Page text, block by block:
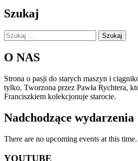
Szukaj
Szukaj:
O NAS
Strona o pasji do starych maszyn i
tylko. Tworzona przez Pawła Rychtera,
Franciszkiem kolekcjonuje starocie.
Nadchodzące wydarzenia
There are no upcoming events at this time.
YOUTUBE